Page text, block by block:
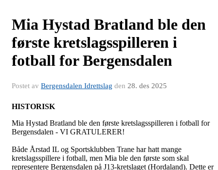
Mia Hystad Bratland ble den
første kretslagsspilleren i
fotball for Bergensdalen
Postet av Bergensdalen Idrettslag den 28. des 2025
HISTORISK
Mia Hystad Bratland ble den første kretslagsspilleren i fotball for
Bergensdalen - VI GRATULERER!
Både Årstad IL og Sportsklubben Trane har hatt mange
kretslagsspillere i fotball, men Mia ble den første som skal
representere Bergensdalen på J13-kretslaget (Hordaland). Dette er